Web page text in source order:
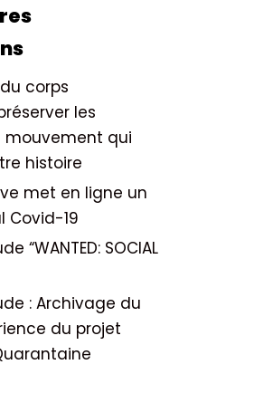
corps
les
mouvement qui
histoire
met en ligne un
Covid-19
“WANTED: SOCIAL
: Archivage du
du projet